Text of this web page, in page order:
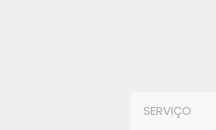
SERVIÇO